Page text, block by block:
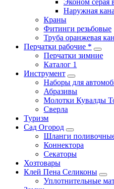
Наружная
Краны
Фитинги резьбовые
Труба оранжевая
Перчатки рабочие *
Перчатки зимние
Каталог 1
Инструмент
Наборы для
Абразивы
Молотки Кувалды
Сверла
Туризм
Сад Огород
Шланги
Коннектора
Секаторы
Хозтовары
Клей Пена Селиконы
Уплотнительные